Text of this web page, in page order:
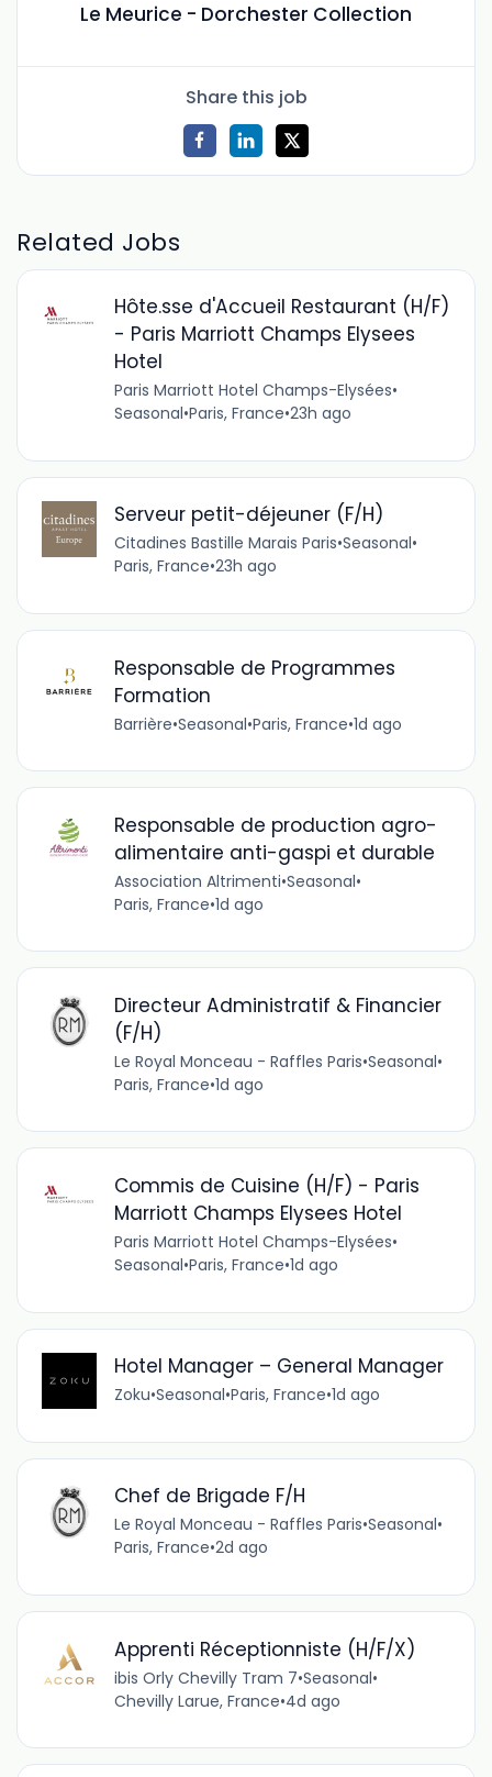
Le Meurice - Dorchester Collection
Share this job
Related Jobs
Hôte.sse d'Accueil Restaurant (H/F)
- Paris Marriott Champs Elysees
Hotel
Paris Marriott Hotel Champs-Elysées•
Seasonal•Paris, France•23h ago
Serveur petit-déjeuner (F/H)
Citadines Bastille Marais Paris•Seasonal•
Paris, France•23h ago
Responsable de Programmes
Formation
Barrière•Seasonal•Paris, France•1d ago
Responsable de production agro-
alimentaire anti-gaspi et durable
Association Altrimenti•Seasonal•
Paris, France•1d ago
Directeur Administratif & Financier
(F/H)
Le Royal Monceau - Raffles Paris•Seasonal•
Paris, France•1d ago
Commis de Cuisine (H/F) - Paris
Marriott Champs Elysees Hotel
Paris Marriott Hotel Champs-Elysées•
Seasonal•Paris, France•1d ago
Hotel Manager – General Manager
Zoku•Seasonal•Paris, France•1d ago
Chef de Brigade F/H
Le Royal Monceau - Raffles Paris•Seasonal•
Paris, France•2d ago
Apprenti Réceptionniste (H/F/X)
ibis Orly Chevilly Tram 7•Seasonal•
Chevilly Larue, France•4d ago